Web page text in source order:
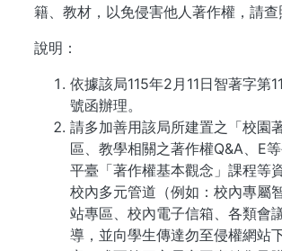
籍、教材，以免侵害他人著作權，請查
說明：
依據該局115年2月11日智著字第
號函辦理。
請多加善用該局所建置之「校園
區、教學相關之著作權Q&A、E
平臺「著作權基本觀念」課程等
校內多元管道（例如：校內專屬
站專區、校內電子信箱、各類會
導，並向學生傳達勿至侵權網站